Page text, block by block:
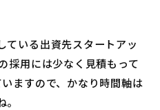
ている出資先スタートアッ
採用には少なく見積もって
ますので、かなり時間軸は